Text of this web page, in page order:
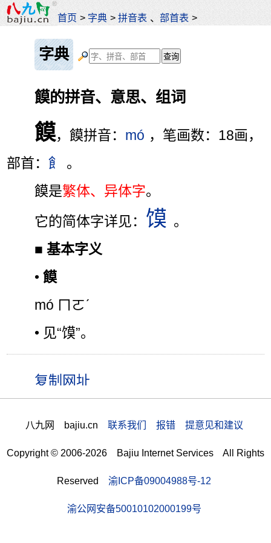
首页 > 字典 >拼音表 、部首表 >
字典
饃的拼音、意思、组词
饃，饃拼音： mó ，笔画数：18画，
部首：飠
。
饃是繁体、异体字。
它的简体字详见： 馍 。
■基本字义
•饃
mó ㄇㄛˊ
• 见“馍”。
八九网 bajiu.cn 联系我们 报错 提意见和建议
Copyright © 2006-2026 Bajiu Internet Services All Rights
Reserved 渝ICP备09004988号-12
渝公网安备50010102000199号